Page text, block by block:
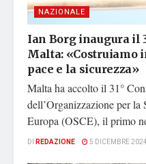
NAZIONALE
Ian Borg inaugura il
Malta: «Costruiamo
pace e la sicurezza»
Malta ha accolto il 31°
dell’Organizzazione per la
Europa (OSCE), il primo
DI REDAZIONE 5 DICEMBRE 2024